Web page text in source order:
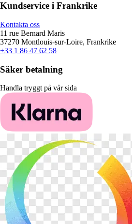
Kundservice i Frankrike
Kontakta oss
11 rue Bernard Maris
37270 Montlouis-sur-Loire, Frankrike
+33 1 86 47 62 58
Säker betalning
Handla tryggt på vår sida